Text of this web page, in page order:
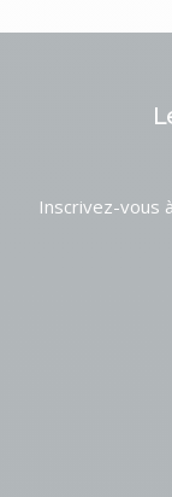
Inscrivez-vous